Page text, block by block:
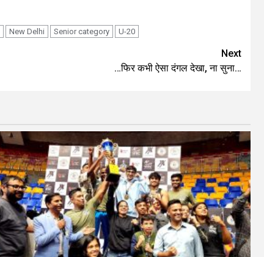
New Delhi Senior category U-20
Next
…फिर कभी ऐसा दंगल देखा, ना सुना…